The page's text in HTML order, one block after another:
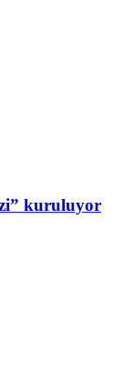
kuruluyor